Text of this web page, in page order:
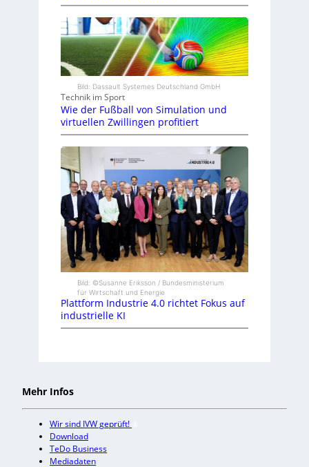
Bild: Dassault Systemes Deutschland GmbH
Technik im Sport
Wie der Fußball von Simulation und
virtuellen Zwillingen profitiert
Bild: ©Susanne Eriksson / Bundesministerium
für Wirtschaft und Energie
Plattform Industrie 4.0 richtet Fokus auf
industrielle KI
Mehr Infos
Wir sind IVW geprüft!
Download
TeDo Business
Mediadaten